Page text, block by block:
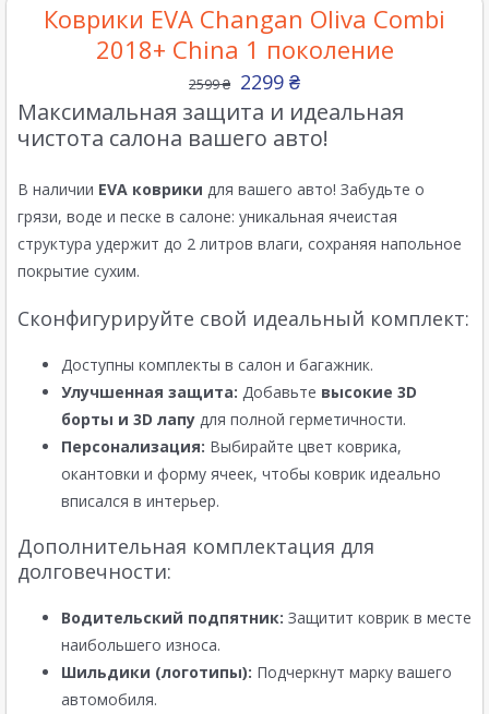
Коврики EVA Changan Oliva Combi
2018+ China 1 поколение
2599₴ 2299 ₴
Максимальная защита и идеальная
чистота салона вашего авто!
В наличии EVA коврики для вашего авто! Забудьте о
грязи, воде и песке в салоне: уникальная ячеистая
структура удержит до 2 литров влаги, сохраняя напольное
покрытие сухим.
Сконфигурируйте свой идеальный комплект:
Доступны комплекты в салон и багажник.
Улучшенная защита: Добавьте высокие 3D
борты и 3D лапу для полной герметичности.
Персонализация: Выбирайте цвет коврика,
окантовки и форму ячеек, чтобы коврик идеально
вписался в интерьер.
Дополнительная комплектация для
долговечности:
Водительский подпятник: Защитит коврик в месте
наибольшего износа.
Шильдики (логотипы): Подчеркнут марку вашего
автомобиля.